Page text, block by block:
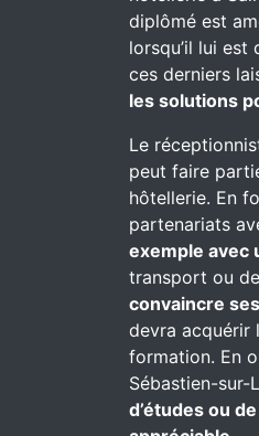
diplômé est
lorsqu’il lui
ces derniers
les solutions
Le
peut faire
hôtellerie. En
partenariats
exemple avec
transport ou
convaincre
devra acquérir
formation. En
Sébastien-sur-
d’études ou